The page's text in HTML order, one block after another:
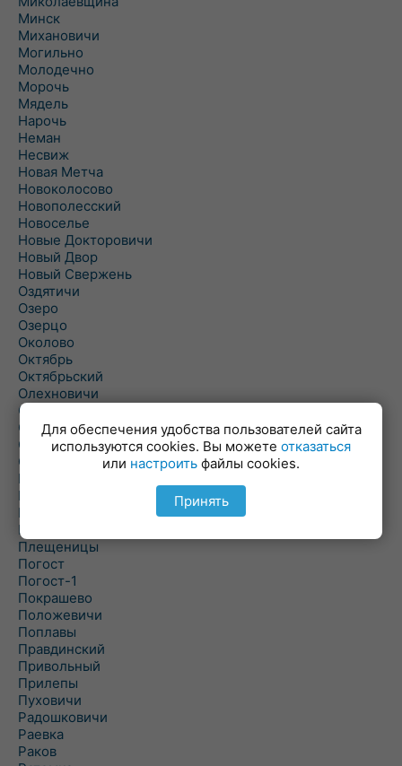
Минск
Михановичи
Могильно
Молодечно
Морочь
Мядель
Нарочь
Неман
Несвиж
Новая Метча
Новоколосово
Новополесский
Новоселье
Новые Докторовичи
Новый Двор
Новый Свержень
Оздятичи
Озеро
Озерцо
Околово
Октябрь
Октябрьский
Олехновичи
Омговичи
Оношки
Осовец
Острошицкий Городок
Пасека
Пастовичи
Першаи
Петришки
Плещеницы
Погост
Погост-1
Покрашево
Положевичи
Поплавы
Правдинский
Привольный
Прилепы
Пуховичи
Радошковичи
Раевка
Раков
Для обеспечения удобства пользователей сайта
используются cookies. Вы можете отказаться
или настроить файлы cookies.
Принять